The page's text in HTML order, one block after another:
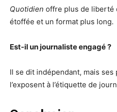
Quotidien offre plus de liberté
étoffée et un format plus long.
Est-il un journaliste engagé ?
Il se dit indépendant, mais
l’exposent à l’étiquette de